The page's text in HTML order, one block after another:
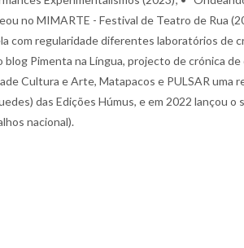
no MIMARTE - Festival de Teatro de Rua
com regularidade diferentes laboratórios de
Pimenta na Língua, projecto de crónica de
Cultura e Arte, Matapacos e PULSAR uma
das Edições Húmus, e em 2022 lançou o
nacional).